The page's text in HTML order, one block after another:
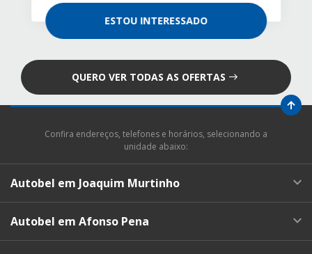
ESTOU INTERESSADO
QUERO VER TODAS AS OFERTAS
Confira endereços, telefones e horários, selecionando a
unidade abaixo:
Autobel em Joaquim Murtinho
Autobel em Afonso Pena